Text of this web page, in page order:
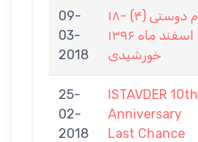
09-
03-
2018
جام دوستی (۴) -۱۸
اسفند ماه ۱۳۹۶
خورشیدی
25-
02-
2018
ISTAVDER 10th
Anniversary
Last Chance